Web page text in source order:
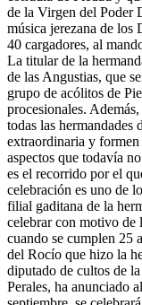
de la Virgen del Poder
música jerezana de los
40 cargadores, al
La titular de la
de las Angustias, que
grupo de acólitos de
procesionales.
todas las hermandades
extraordinaria y
aspectos que todavía
es el recorrido por el
celebración es uno de
filial gaditana de la
celebrar con motivo de
cuando se cumplen 25
del Rocío que hizo la
diputado de cultos de
Perales, ha anunciado